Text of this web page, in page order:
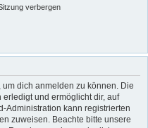
verbergen
dich anmelden zu können. Die
und ermöglicht dir, auf
Administration kann registrierten
zuweisen. Beachte bitte unsere